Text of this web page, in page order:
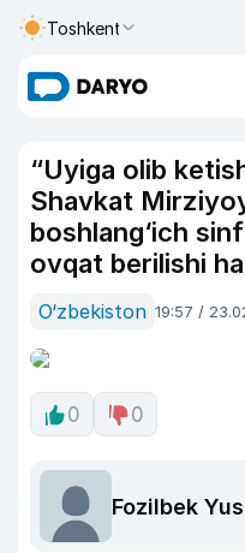
Toshkent
“Uyiga olib
Shavkat
boshlang‘ich
ovqat berilishi
O‘zbekiston 19:57 /
0 0
Fozilbek